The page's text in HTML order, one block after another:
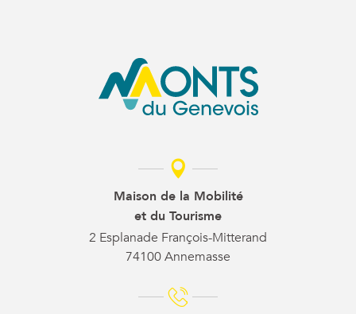
Maison de la Mobilité
et du Tourisme
2 Esplanade François-Mitterand
74100 Annemasse